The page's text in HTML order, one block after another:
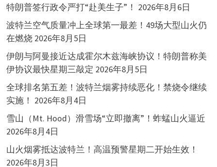
特朗普签行政令严打“赴美生子”！ 2026年8月6日
波特兰空气质量冲上全球第一最差！49场大型山火仍
在燃烧 2026年8月5日
伊朗与阿曼接近达成霍尔木兹海峡协议！特朗普称美
伊协议最快星期三敲定 2026年8月5日
全球排名第五差！波特兰烟雾持续恶化！禁烧令继续
实施！ 2026年8月4日
雪山（Mt. Hood）滑雪场“立即撤离”！蚱蜢山火逼近
2026年8月4日
山火烟雾抵达波特兰！高温预警星期二开始生效！
2026年8月3日